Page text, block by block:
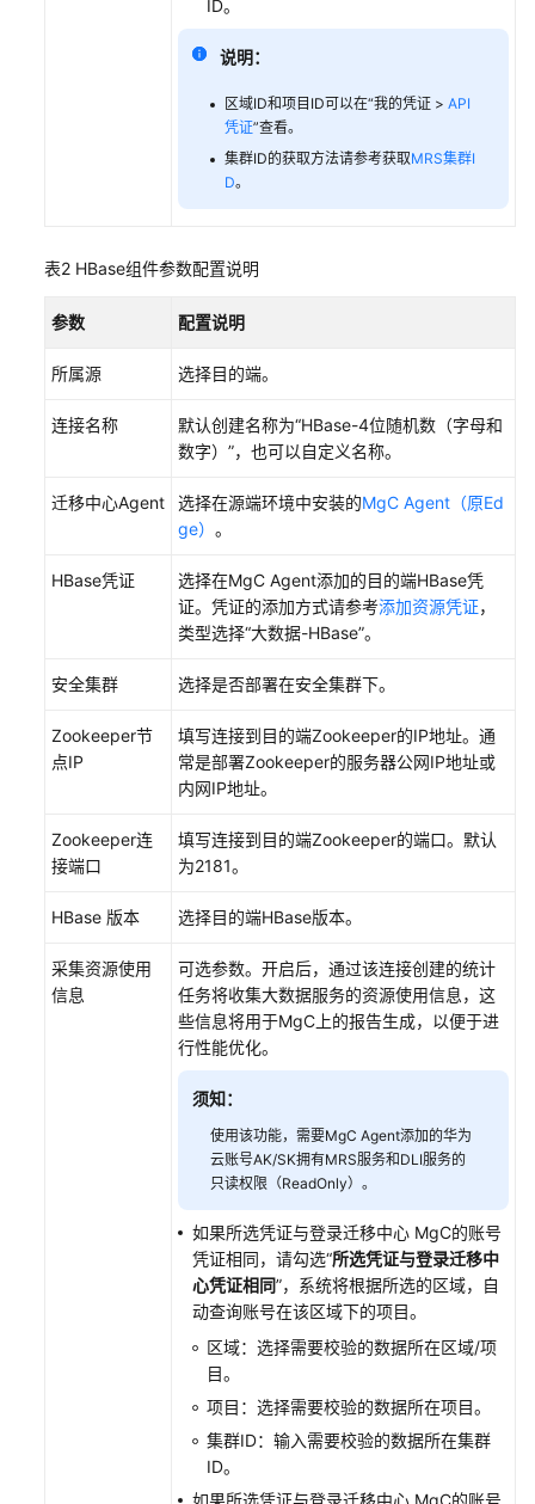
数
据
流
备
作
源
接
采
ID。
说明：
区域ID和项目ID可以在“我的凭证 > API
凭证”查看。
集群ID的获取方法请参考获取MRS集群I
D。
表2 HBase组件参数配置说明
参数 配置说明
所属源 选择目的端。
连接名称
默认创建名称为“HBase-4位随机数（字母和
数字）”，也可以自定义名称。
迁移中心Agent 选择在源端环境中安装的MgC Agent（原Ed
ge） 。
HBase凭证
选择在MgC Agent添加的目的端HBase凭
证。凭证的添加方式请参考添加资源凭证，
类型选择“大数据-HBase”。
安全集群 选择是否部署在安全集群下。
Zookeeper节
点IP
填写连接到目的端Zookeeper的IP地址。通
常是部署Zookeeper的服务器公网IP地址或
内网IP地址。
Zookeeper连
接端口
填写连接到目的端Zookeeper的端口。默认
为2181。
HBase 版本 选择目的端HBase版本。
采集资源使用
信息
可选参数。开启后，通过该连接创建的统计
任务将收集大数据服务的资源使用信息，这
些信息将用于MgC上的报告生成，以便于进
行性能优化。
须知：
使用该功能，需要MgC Agent添加的华为
云账号AK/SK拥有MRS服务和DLI服务的
只读权限（ReadOnly）。
如果所选凭证与登录迁移中心 MgC的账号
凭证相同，请勾选“所选凭证与登录迁移中
心凭证相同”，系统将根据所选的区域，自
动查询账号在该区域下的项目。
区域：选择需要校验的数据所在区域/项
目。
项目：选择需要校验的数据所在项目。
集群ID：输入需要校验的数据所在集群
ID。
如果所选凭证与登录迁移中心 MgC的账号